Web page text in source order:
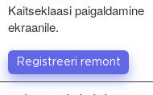
Kaitseklaasi paigaldamine
ekraanile.
Registreeri remont